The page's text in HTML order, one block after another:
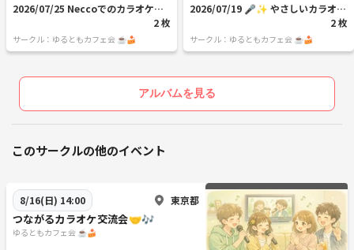
2026/07/25 Neccoでのカラオケ
2 枚
サークル：ゆるともカフェ会 ☕🍰
2026/07/19 🎤✨ やさしいカラオケ
2 枚
サークル：ゆるともカフェ会 ☕🍰
アルバムを見る
このサークルの他のイベント
8/16(日) 14:00 東京都
つながるカラオケ交流会🤝🎶
ゆるともカフェ会 ☕🍰